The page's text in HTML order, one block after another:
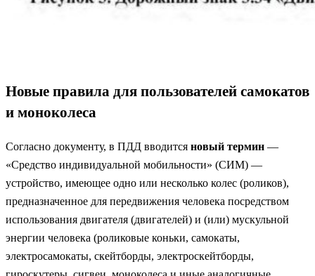
Новые правила для пользователей самокатов
и моноколеса
Согласно документу, в ПДД вводится новый термин —
«Средство индивидуальной мобильности» (СИМ) —
устройство, имеющее одно или несколько колес (роликов),
предназначенное для передвижения человека посредством
использования двигателя (двигателей) и (или) мускульной
энергии человека (роликовые коньки, самокаты,
электросамокаты, скейтборды, электроскейтборды,